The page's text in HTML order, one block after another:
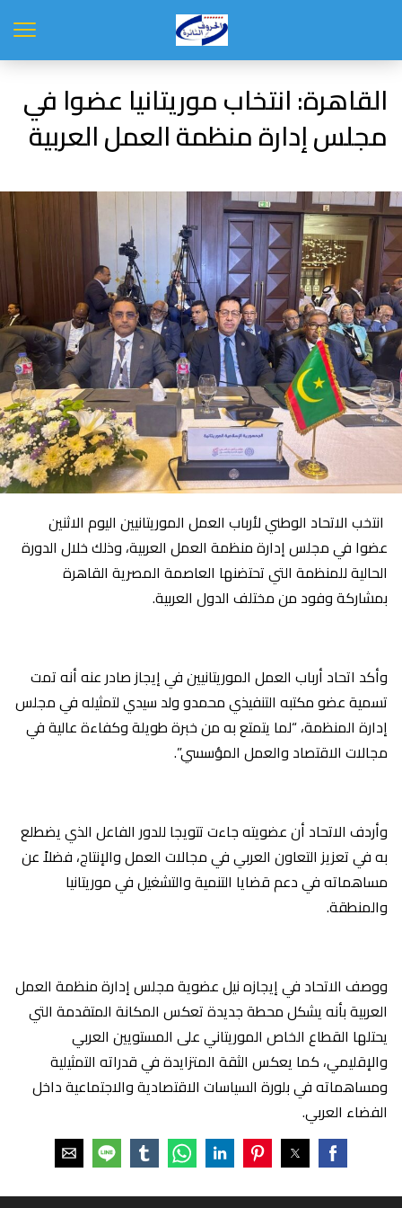
القاهرة: انتخاب موريتانيا عضوا في
مجلس إدارة منظمة العمل العربية
انتخب الاتحاد الوطني لأرباب العمل الموريتانيين اليوم الاثنين
عضوا في مجلس إدارة منظمة العمل العربية، وذلك خلال الدورة
الحالية للمنظمة التي تحتضنها العاصمة المصرية القاهرة
بمشاركة وفود من مختلف الدول العربية.
وأكد اتحاد أرباب العمل الموريتانيين في إيجاز صادر عنه أنه تمت
تسمية عضو مكتبه التنفيذي محمدو ولد سيدي لتمثيله في مجلس
إدارة المنظمة، “لما يتمتع به من خبرة طويلة وكفاءة عالية في
مجالات الاقتصاد والعمل المؤسسي”.
وأردف الاتحاد أن عضويته جاءت تتويجا للدور الفاعل الذي يضطلع
به في تعزيز التعاون العربي في مجالات العمل والإنتاج، فضلاً عن
مساهماته في دعم قضايا التنمية والتشغيل في موريتانيا
والمنطقة.
ووصف الاتحاد في إيجازه نيل عضوية مجلس إدارة منظمة العمل
العربية بأنه يشكل محطة جديدة تعكس المكانة المتقدمة التي
يحتلها القطاع الخاص الموريتاني على المستويين العربي
والإقليمي، كما يعكس الثقة المتزايدة في قدراته التمثيلية
ومساهماته في بلورة السياسات الاقتصادية والاجتماعية داخل
الفضاء العربي.